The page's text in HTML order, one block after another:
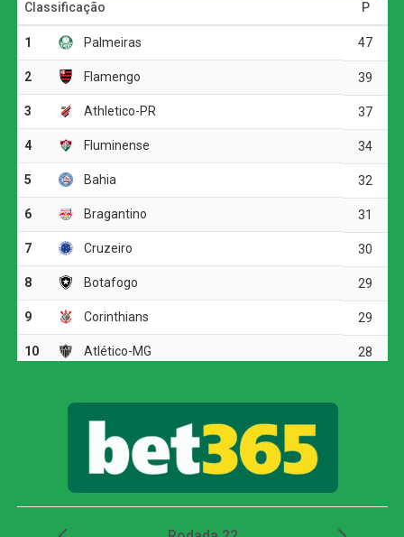
O Corinthians, por sua vez, recolhe os cacos e volta suas
atenções para as outras duas competições que restam na
temporada: a Copa Libertadores e o Campeonato
Brasileiro.
O jogo
O Corinthians pressionou o Internacional desde o início e
assustou logo na primeira investida. Com menos de um
minuto de jogo, Kaio César cruzou para a área, a bola
desviou na marcação e passou perto da trave defendida
por Matheus Cunha. Aos 16 minutos, Rodrigo Garro
também levou perigo em cobrança de falta.
O Timão dominou a posse de bola durante boa parte do
primeiro tempo e praticamente não deu espaço para o
Internacional atacar. Em contrapartida, a equipe
Apostando na presença de Pedro Raul, o Corinthians
abusou dos cruzamentos para a área, mas esbarrou na
forte marcação adversária.
Corinthians vence, mas é eliminado da Copa do
Brasil pelo Internacional